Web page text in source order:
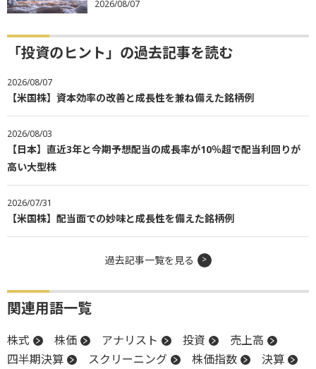
2026/08/07
「投資のヒント」の過去記事を読む
2026/08/07
【米国株】資本効率の改善と成長性を兼ね備えた銘柄例
2026/08/03
【日本】直近3年と今期予想配当の成長率が10％超で配当利回りが
高い大型株
2026/07/31
【米国株】配当面での妙味と成長性を備えた銘柄例
過去記事一覧を見る
関連用語一覧
株式 株価 アナリスト 投資
売上高
四半期決算
スクリーニング 株価指数
決算